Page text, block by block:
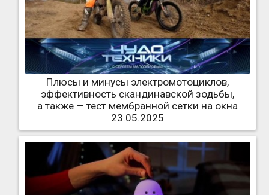
Плюсы и минусы электромотоциклов,
эффективность скандинавской зодьбы,
а также — тест мембранной сетки на окна
23.05.2025